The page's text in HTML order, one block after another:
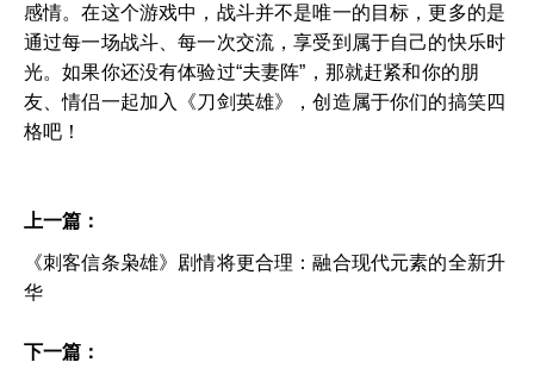
感情。在这个游戏中，战斗并不是唯一的目标，更多的是
通过每一场战斗、每一次交流，享受到属于自己的快乐时
光。如果你还没有体验过“夫妻阵”，那就赶紧和你的朋
友、情侣一起加入《刀剑英雄》，创造属于你们的搞笑四
格吧！
上一篇：
《刺客信条枭雄》剧情将更合理：融合现代元素的全新升
华
下一篇：